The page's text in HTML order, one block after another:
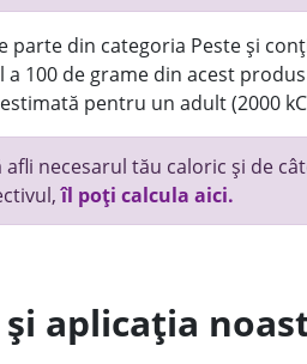
parte din categoria Peste și
a 100 de grame din acest
pentru un adult (2000
afli necesarul tău caloric și de
îl poți calcula aici.
aplicația